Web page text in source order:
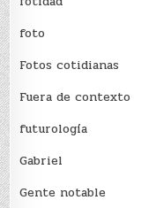
foto
Fotos cotidianas
Fuera de contexto
futurología
Gabriel
Gente notable